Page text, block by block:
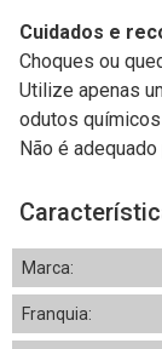
Cuidados e
Choques ou
Utilize apenas
odutos
Não é
Marca:
Franquia: